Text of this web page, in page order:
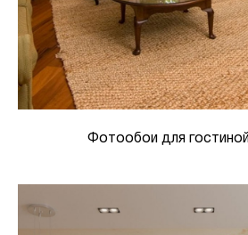
Фотообои для